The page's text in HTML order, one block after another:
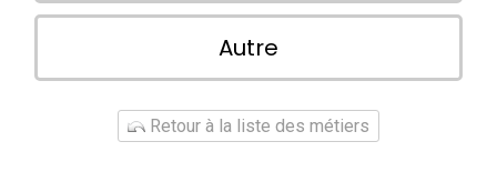
Autre
Retour à la liste des métiers